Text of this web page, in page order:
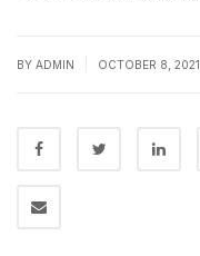
BY ADMIN OCTOBER 8, 2021